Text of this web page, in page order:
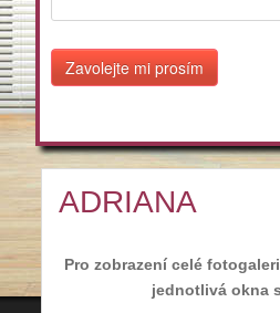
ADRIANA
Pro zobrazení celé
jednotlivá okna